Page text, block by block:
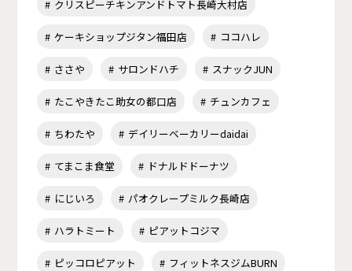
クリスピーチキンアンドトマト長崎大村店
ケーキショップジタン福田店 ココハレ
ささや サロンドハチ スナックJUN
たこやきたこ助女の都口店 チュンカフェ
ちわたや デイリーベーカリーdaidai
てまこま食堂 ドナルドドーナツ
にじいろ パオクレープミルク長崎店
ハラトミート ピアットコジマ
ピッコロピアット フィットネスジムBURN